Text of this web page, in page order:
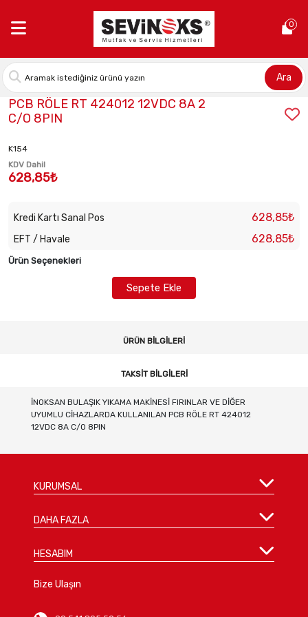
0
Ara
Stok Kodu:2010090025
PCB RÖLE RT 424012 12VDC 8A 2
C/O 8PIN
K154
KDV Dahil
628,85₺
Kredi Kartı Sanal Pos 628,85₺
EFT / Havale 628,85₺
Ürün Seçenekleri
Sepete Ekle
ÜRÜN BILGILERI
TAKSIT BILGILERI
İNOKSAN BULAŞIK YIKAMA MAKİNESİ FIRINLAR VE DİĞER
UYUMLU CİHAZLARDA KULLANILAN PCB RÖLE RT 424012
12VDC 8A C/O 8PIN
KURUMSAL
DAHA FAZLA
HESABIM
Bize Ulaşın